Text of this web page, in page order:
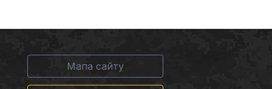
Мапа сайту